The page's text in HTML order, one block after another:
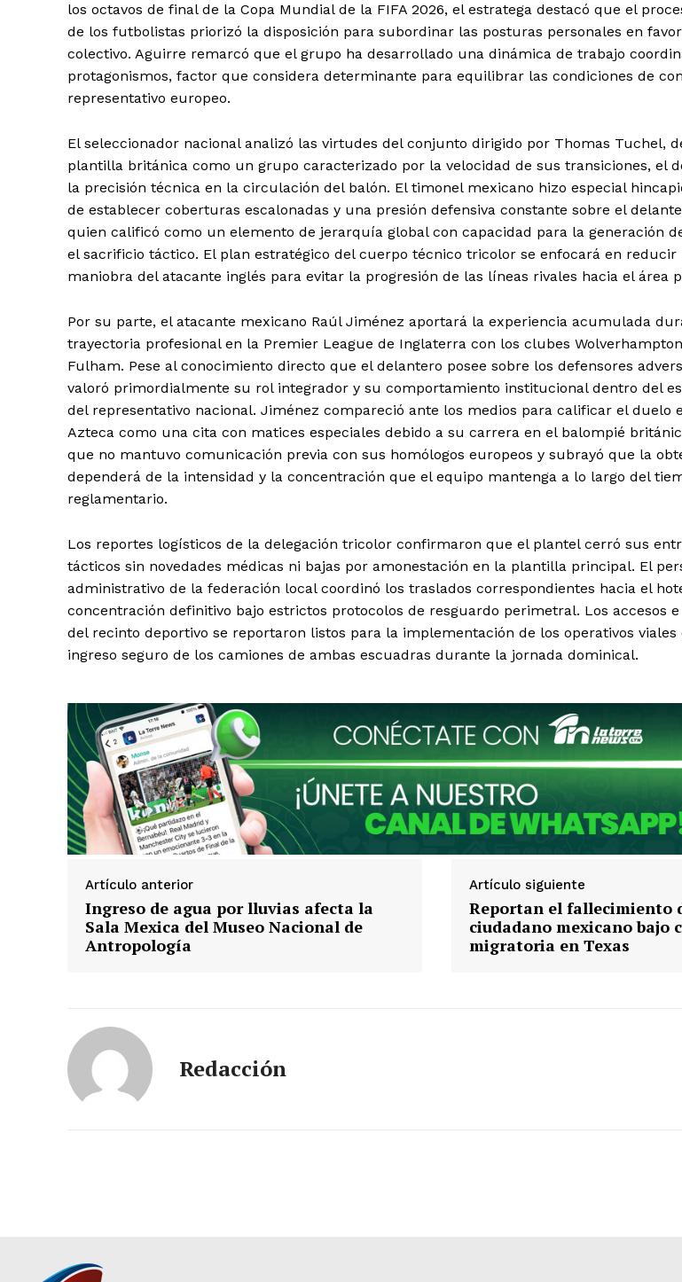
El Suplemento
Aguascalientes
Baja California Sur
Chihuahua
Colima
Durango
Guanajuato
Michoacán
Tlaxcala
Sinaloa
San
Nayarit
los octavos de final de la Copa Mundial de la FIFA 2026, el estratega destacó que el
de los futbolistas priorizó la disposición para subordinar las posturas personales en
colectivo. Aguirre remarcó que el grupo ha desarrollado una dinámica de trabajo
protagonismos, factor que considera determinante para equilibrar las condiciones de
representativo europeo.
El seleccionador nacional analizó las virtudes del conjunto dirigido por Thomas Tuchel,
plantilla británica como un grupo caracterizado por la velocidad de sus transiciones, el
la precisión técnica en la circulación del balón. El timonel mexicano hizo especial
de establecer coberturas escalonadas y una presión defensiva constante sobre el
quien calificó como un elemento de jerarquía global con capacidad para la generación
el sacrificio táctico. El plan estratégico del cuerpo técnico tricolor se enfocará en reducir
maniobra del atacante inglés para evitar la progresión de las líneas rivales hacia el área
Por su parte, el atacante mexicano Raúl Jiménez aportará la experiencia acumulada
trayectoria profesional en la Premier League de Inglaterra con los clubes
Fulham. Pese al conocimiento directo que el delantero posee sobre los defensores
valoró primordialmente su rol integrador y su comportamiento institucional dentro del
del representativo nacional. Jiménez compareció ante los medios para calificar el duelo
Azteca como una cita con matices especiales debido a su carrera en el balompié
que no mantuvo comunicación previa con sus homólogos europeos y subrayó que la
dependerá de la intensidad y la concentración que el equipo mantenga a lo largo del
reglamentario.
Los reportes logísticos de la delegación tricolor confirmaron que el plantel cerró sus
tácticos sin novedades médicas ni bajas por amonestación en la plantilla principal. El
administrativo de la federación local coordinó los traslados correspondientes hacia el
concentración definitivo bajo estrictos protocolos de resguardo perimetral. Los accesos
del recinto deportivo se reportaron listos para la implementación de los operativos
ingreso seguro de los camiones de ambas escuadras durante la jornada dominical.
Artículo anterior
Ingreso de agua por lluvias afecta la
Sala Mexica del Museo Nacional de
Antropología
Artículo siguiente
Reportan el fallecimiento
ciudadano mexicano bajo
migratoria en Texas
Redacción